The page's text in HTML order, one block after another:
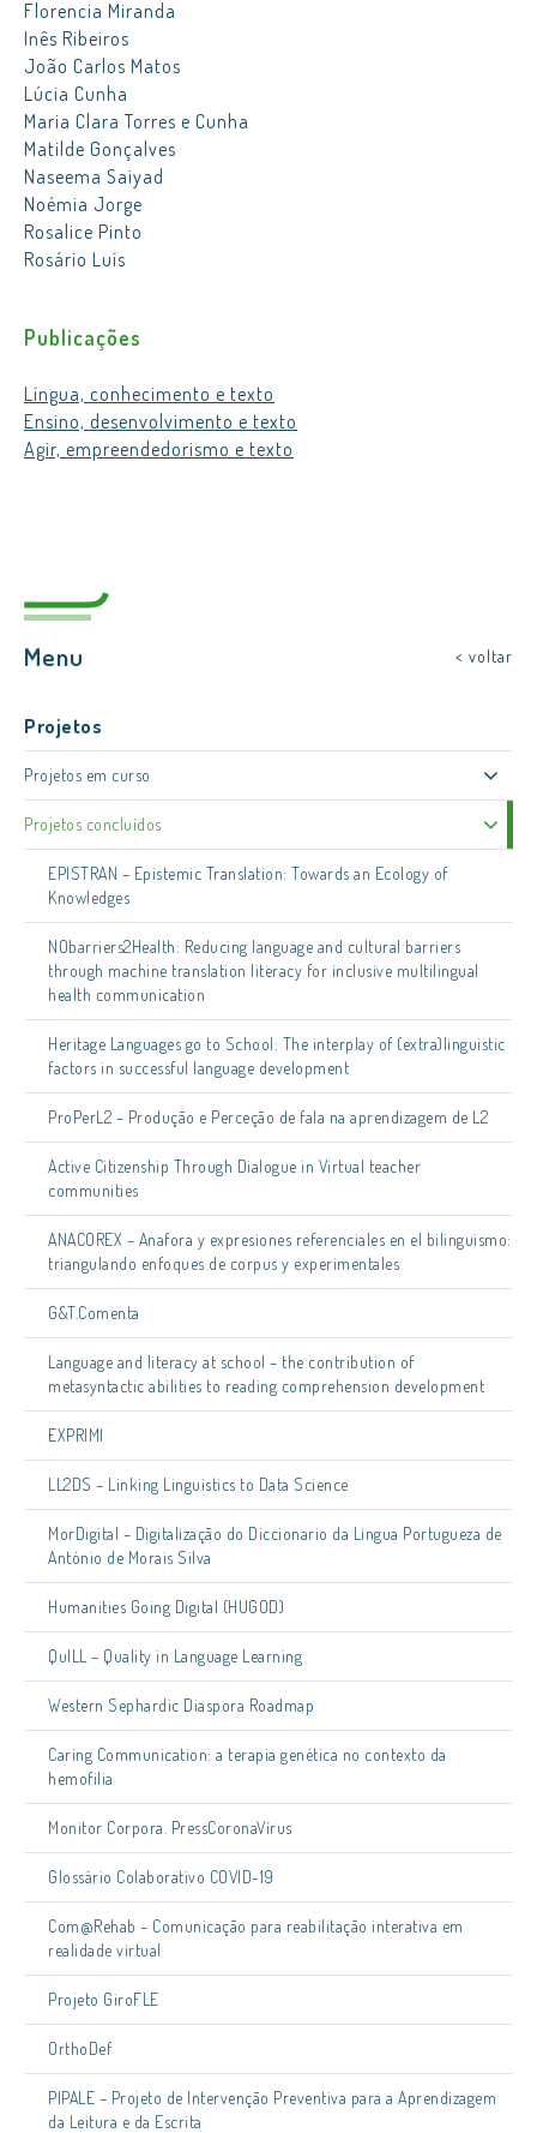
Florencia Miranda
Inês Ribeiros
João Carlos Matos
Lúcia Cunha
Maria Clara Torres e Cunha
Matilde Gonçalves
Naseema Saiyad
Noémia Jorge
Rosalice Pinto
Rosário Luís
Publicações
Língua, conhecimento e texto
Ensino, desenvolvimento e texto
Agir, empreendedorismo e texto
Menu < voltar
Projetos
Projetos em curso
Projetos concluídos
EPISTRAN – Epistemic Translation: Towards an Ecology of
Knowledges
NObarriers2Health: Reducing language and cultural barriers
through machine translation literacy for inclusive multilingual
health communication
Heritage Languages go to School: The interplay of (extra)linguistic
factors in successful language development
ProPerL2 – Produção e Perceção de fala na aprendizagem de L2
Active Citizenship Through Dialogue in Virtual teacher
communities
ANACOREX – Anafora y expresiones referenciales en el bilinguismo:
triangulando enfoques de corpus y experimentales
G&T.Comenta
Language and literacy at school – the contribution of
metasyntactic abilities to reading comprehension development
EXPRIMI
LL2DS – Linking Linguistics to Data Science
MorDigital – Digitalização do Diccionario da Lingua Portugueza de
António de Morais Silva
Humanities Going Digital (HUGOD)
QuILL – Quality in Language Learning
Western Sephardic Diaspora Roadmap
Caring Communication: a terapia genética no contexto da
hemofilia
Monitor Corpora. PressCoronaVírus
Glossário Colaborativo COVID-19
Com@Rehab – Comunicação para reabilitação interativa em
realidade virtual
Projeto GiroFLE
OrthoDef
PIPALE – Projeto de Intervenção Preventiva para a Aprendizagem
da Leitura e da Escrita